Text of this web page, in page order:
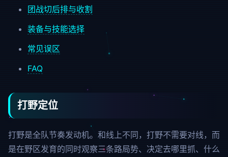
团战切后排与收割
装备与技能选择
常见误区
FAQ
打野定位
打野是全队节奏发动机。和线上不同，打野不需要对线，而
是在野区发育的同时观察三条路局势、决定去哪里抓、什么